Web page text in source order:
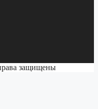
защищены